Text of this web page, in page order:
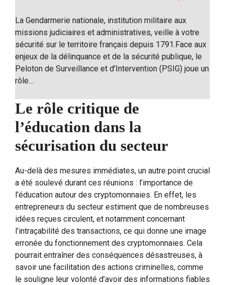
La Gendarmerie nationale, institution militaire aux
missions judiciaires et administratives, veille à votre
sécurité sur le territoire français depuis 1791.Face aux
enjeux de la délinquance et de la sécurité publique, le
Peloton de Surveillance et d’Intervention (PSIG) joue un
rôle…
Le rôle critique de
l’éducation dans la
sécurisation du secteur
Au-delà des mesures immédiates, un autre point crucial
a été soulevé durant ces réunions : l’importance de
l’éducation autour des cryptomonnaies. En effet, les
entrepreneurs du secteur estiment que de nombreuses
idées reçues circulent, et notamment concernant
l’intraçabilité des transactions, ce qui donne une image
erronée du fonctionnement des cryptomonnaies. Cela
pourrait entraîner des conséquences désastreuses, à
savoir une facilitation des actions criminelles, comme
le souligne leur volonté d’avoir des informations fiables